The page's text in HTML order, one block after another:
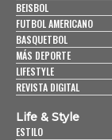
BEISBOL
FUTBOL AMERICANO
BASQUETBOL
MÁS DEPORTE
LIFESTYLE
REVISTA DIGITAL
Life & Style
ESTILO